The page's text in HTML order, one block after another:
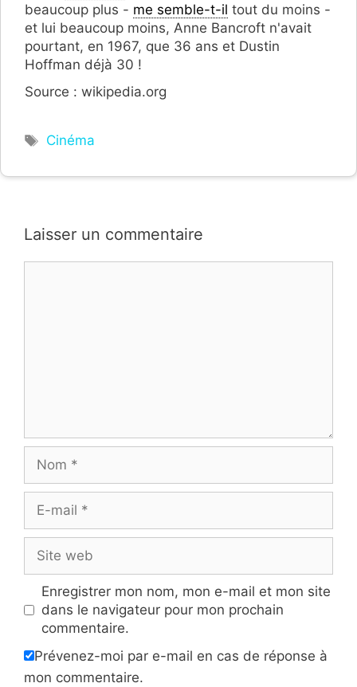
beaucoup plus - me semble-t-il tout du moins -
et lui beaucoup moins, Anne Bancroft n'avait
pourtant, en 1967, que 36 ans et Dustin
Hoffman déjà 30 !
Source : wikipedia.org
Étiquettes
Cinéma
Laisser un commentaire
mail
web
Enregistrer mon nom, mon e-mail et mon site
dans le navigateur pour mon prochain
commentaire.
Prévenez-moi par e-mail en cas de réponse à
mon commentaire.